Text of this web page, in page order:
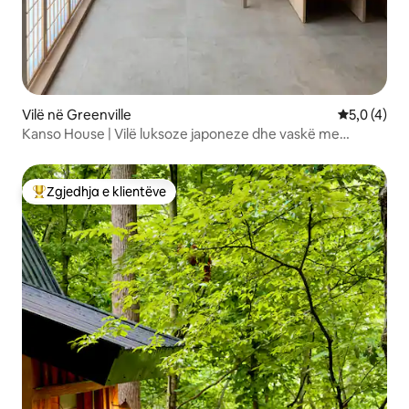
Vilë në Greenville Vlerësimi
5,0 (4)
Kanso House | Vilë luksoze japoneze dhe vaskë me
Më të mirat e zgjedhjeve të klientëve
Zgjedhja e klientëve